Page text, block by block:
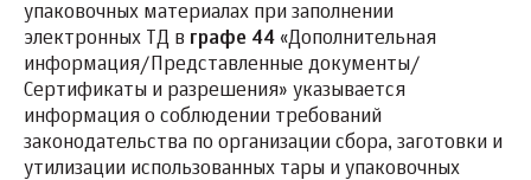
упаковочных материалах при заполнении
электронных ТД в графе 44 «Дополнительная
информация/Представленные документы/
Сертификаты и разрешения» указывается
информация о соблюдении требований
законодательства по организации сбора, заготовки и
утилизации использованных тары и упаковочных